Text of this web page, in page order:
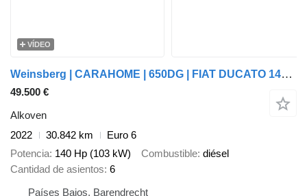
VÍDEO
Weinsberg | CARAHOME | 650DG | FIAT DUCATO 140pk | 6 pers. | 2022 |
49.500 €
Alkoven
2022
30.842 km
Euro 6
Potencia 140 Hp (103 kW) Combustible diésel
Cantidad de asientos 6
Países Bajos, Barendrecht